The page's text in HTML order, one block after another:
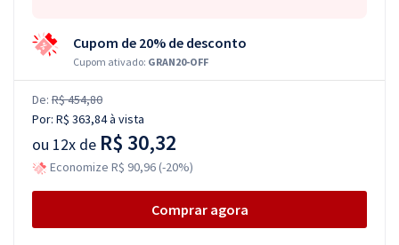
Cupom de 20% de desconto
Cupom ativado: GRAN20-OFF
De: R$ 454,80
Por: R$ 363,84à vista
ou 12x de R$ 30,32
Economize R$ 90,96 (-20%)
Comprar agora